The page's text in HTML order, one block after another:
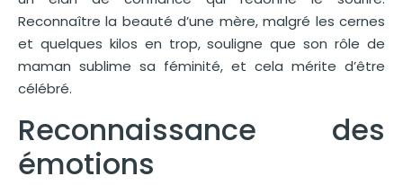
Reconnaître la beauté d’une mère, malgré les cernes
et quelques kilos en trop, souligne que son rôle de
maman sublime sa féminité, et cela mérite d’être
célébré.
Reconnaissance des
émotions